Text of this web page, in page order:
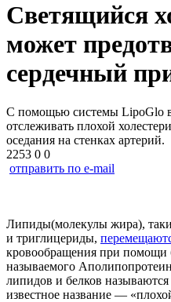
Светящийся
может
сердечный
С помощью системы LipoGlo
отслеживать плохой
оседания на стенках артерий.
2253 0 0
отправить по e-mail
Липиды(молекулы жира),
и триглицериды,
кровообращения при помощи
называемого
липидов и белков
известное название —